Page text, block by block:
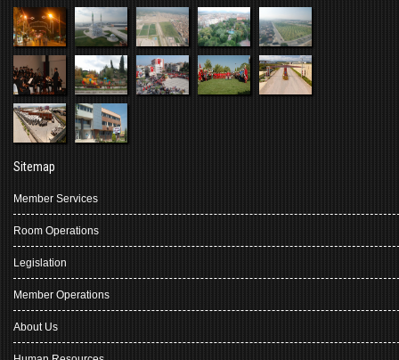
Sitemap
Member Services
Room Operations
Legislation
Member Operations
About Us